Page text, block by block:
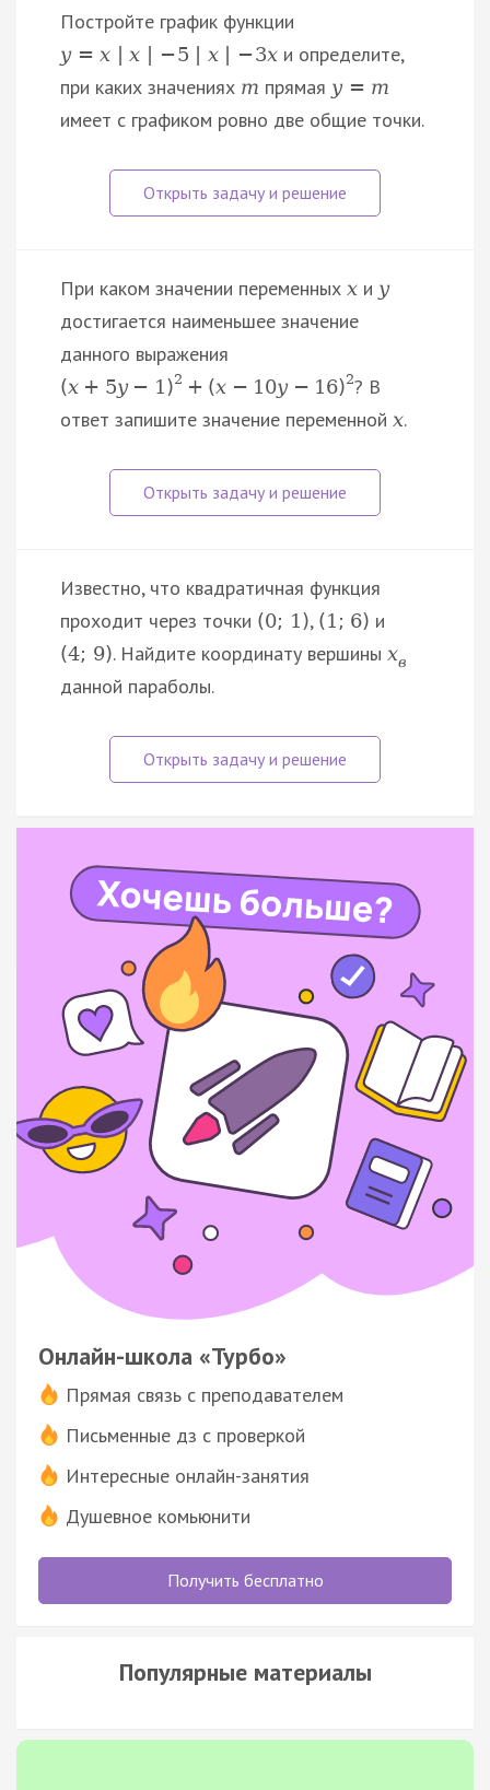
Постройте график функции
y = x x −5 x −3x и определите,
при каких значениях m прямая y = m
имеет с графиком ровно две общие точки.
При каком значении переменных x и y
достигается наименьшее значение
данного выражения
(x + 5y − 1 )2 + (x − 10y − 16)2? В
ответ запишите значение переменной x.
Известно, что квадратичная функция
проходит через точки (0; 1 ), (1 ; 6) и
(4; 9). Найдите координату вершины xв
данной параболы.
Онлайн-школа «Турбо»
Прямая связь с преподавателем
Письменные дз с проверкой
Интересные онлайн-занятия
Душевное комьюнити
Получить бесплатно
Популярные материалы